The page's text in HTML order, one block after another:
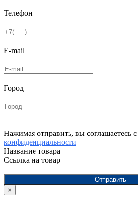
Телефон
E-mail
Город
Нажимая отправить, вы соглашаетесь с
конфиденциальности
Название товара
Ссылка на товар
Отправить
×